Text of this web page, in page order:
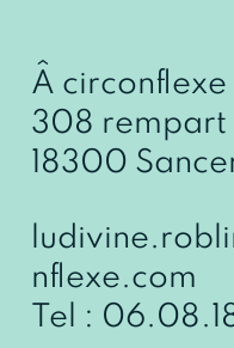
nflexe.com
Tel :
Â circonflexe
308 rempart
18300